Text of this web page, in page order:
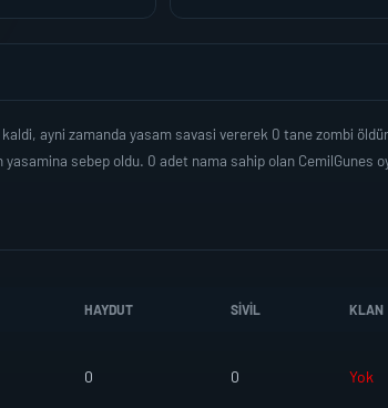
ayni zamanda yasam savasi vererek 0 tane zombi
sebep oldu. 0 adet nama sahip olan CemilGunes
HAYDUT SIVIL KLAN
0 0 Yok